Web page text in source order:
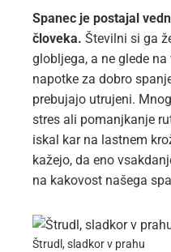
Spanec je postajal
človeka. Številni si ga
globljega, a ne glede
napotke za dobro
prebujajo utrujeni.
stres ali pomanjkanje
iskal kar na lastnem
kažejo, da eno
na kakovost našega
Štrudl, sladkor v prahu